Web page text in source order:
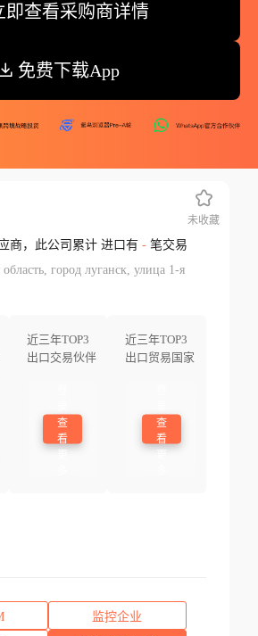
即查看采购商详情
免费下载App
商，此公司累计 进口有 -笔交易
город луганск, улица 1-я
近三年TOP3
出口交易伙伴
查
看
近三年TOP3
出口贸易国家
查
看
未收藏
监控企业